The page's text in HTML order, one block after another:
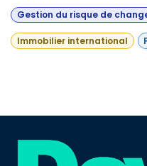
Gestion du risque de
Immobilier international